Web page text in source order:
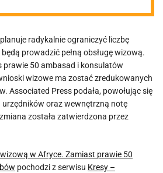
20
radykalnie ograniczyć liczbę
prowadzić pełną obsługę wizową.
prawie 50 ambasad i konsulatów
wizowe ma zostać zredukowanych
Associated Press podała, powołując się
oraz wewnętrzną notę
została zatwierdzona przez
wizową w Afryce. Zamiast prawie 50
pochodzi z serwisu Kresy –